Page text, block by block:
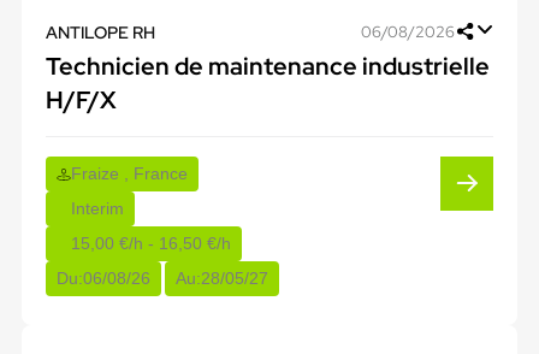
ANTILOPE RH 06/08/2026
Technicien de maintenance industrielle
H/F/X
Fraize , France
Interim
15,00 €/h - 16,50 €/h
Du:06/08/26 Au:28/05/27